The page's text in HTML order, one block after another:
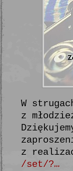
W
z
z
/set/?…